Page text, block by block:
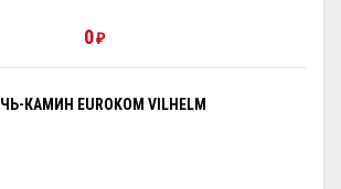
0₽
КАМИН EUROKOM VILHELM